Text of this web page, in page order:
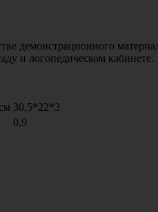
демонстрационного
и логопедическом кабинете.
30,5*22*3
0,9